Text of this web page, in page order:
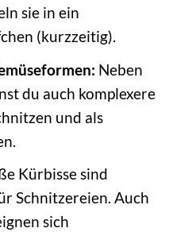
sie in ein
(kurzzeitig).
Neben
du auch komplexere
und als
Kürbisse sind
Schnitzereien. Auch
sich